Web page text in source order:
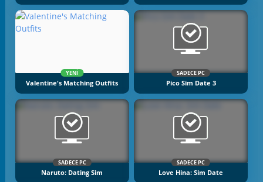
YENI
Valentine's Matching Outfits
SADECE PC
Pico Sim Date 3
SADECE PC
Naruto: Dating Sim
SADECE PC
Love Hina: Sim Date